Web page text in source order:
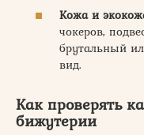
Кожа и
чокеров,
брутальный
вид.
Как проверять
бижутерии